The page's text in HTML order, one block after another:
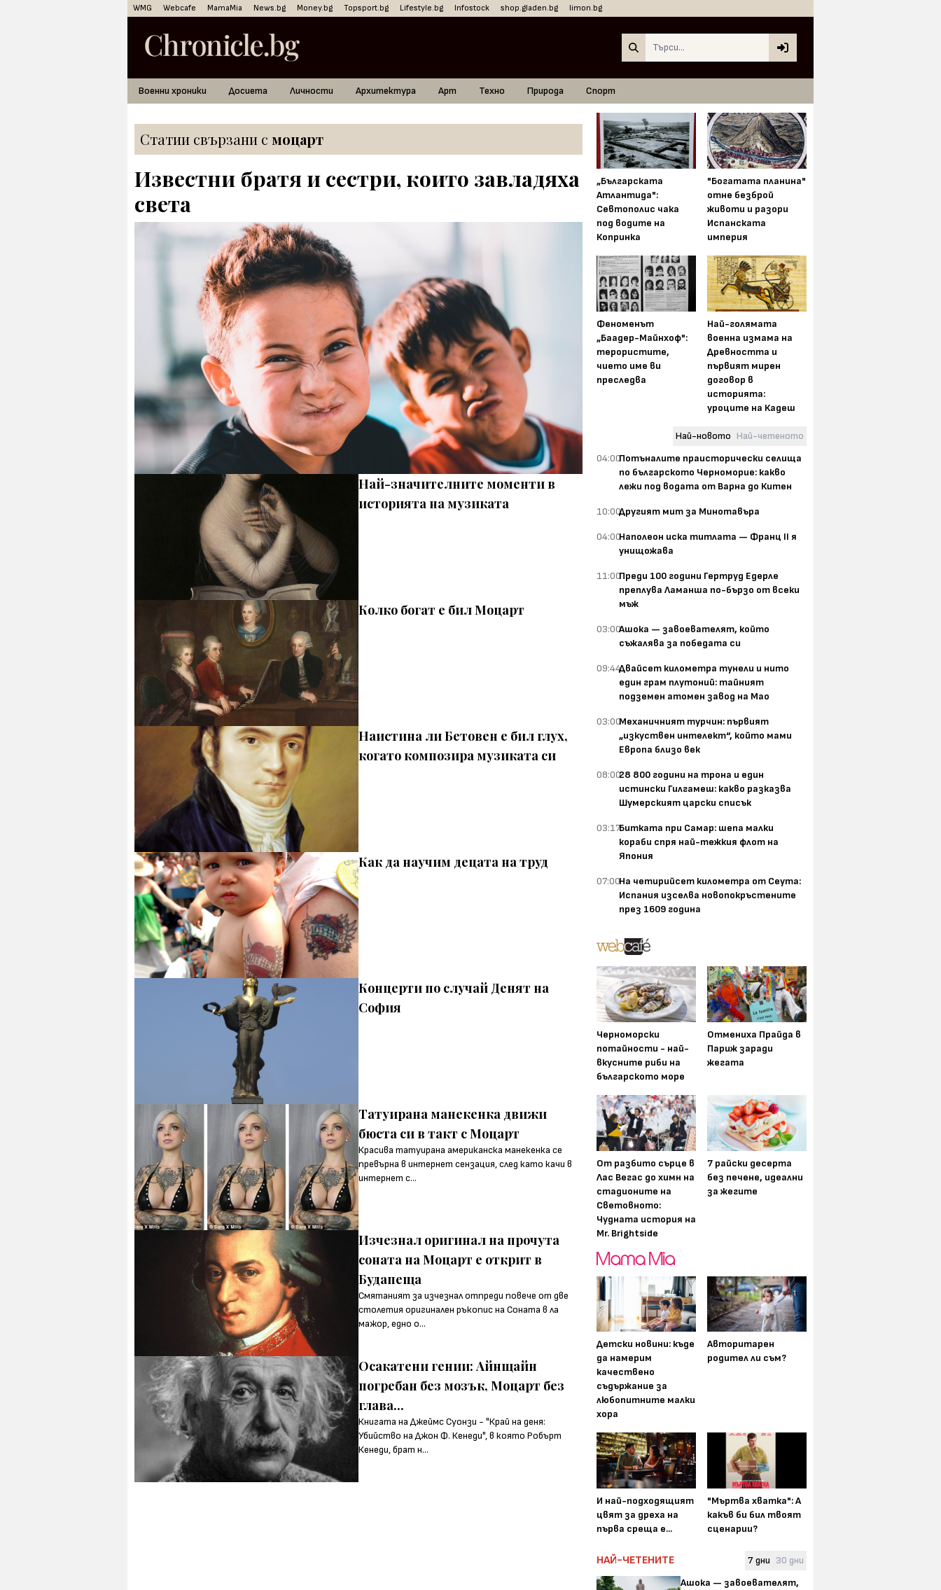
WMG Webcafe MamaMia News.bg Money.bg Topsport.bg Lifestyle.bg Infostock shop.gladen.bg limon.bg
Военни хроники Досиета Личности Архитектура Арт Техно Природа Спорт
Статии свързани с моцарт
Известни братя и сестри, които завладяха
света
Най-значителните моменти в
историята на музиката
Колко богат е бил Моцарт
Наистина ли Бетовен е бил глух,
когато композира музиката си
Как да научим децата на труд
Концерти по случай Денят на
София
Татуирана манекенка движи
бюста си в такт с Моцарт
Красива татуирана американска манекенка се
превърна в интернет сензация, след като качи в
интернет с...
Изчезнал оригинал на прочута
соната на Моцарт е открит в
Будапеща
Смятаният за изчезнал отпреди повече от две
столетия оригинален ръкопис на Соната в ла
мажор, едно о...
Осакатени гении: Айнщайн
погребан без мозък, Моцарт без
глава...
Книгата на Джеймс Суонзи - "Край на деня:
Убийство на Джон Ф. Кенеди", в която Робърт
Кенеди, брат н...
„Българската
Атлантида":
Севтополис чака
под водите на
Копринка
"Богатата планина"
отне безброй
животи и разори
Испанската
империя
Феноменът
„Баадер-Майнхоф":
терористите,
чието име ви
преследва
Най-голямата
военна измама на
Древността и
първият мирен
договор в
историята:
уроците на Кадеш
Най-новото Най-четеното
04:00Потъналите праисторически селища
по българското Черноморие: какво
лежи под водата от Варна до Китен
10:00Другият мит за Минотавъра
04:00Наполеон иска титлата — Франц II я
унищожава
11:00Преди 100 години Гертруд Едерле
преплува Ламанша по-бързо от всеки
мъж
03:00Ашока — завоевателят, който
съжалява за победата си
09:44Двайсет километра тунели и нито
един грам плутоний: тайният
подземен атомен завод на Мао
03:00Механичният турчин: първият
„изкуствен интелект“, който мами
Европа близо век
08:0028 800 години на трона и един
истински Гилгамеш: какво разказва
Шумерският царски списък
03:17Битката при Самар: шепа малки
кораби спря най-тежкия флот на
Япония
07:00На четирийсет километра от Сеута:
Испания изселва новопокръстените
през 1609 година
Черноморски
потайности - най-
вкусните риби на
българското море
Отмениха Прайда в
Париж заради
жегата
От разбито сърце в
Лас Вегас до химн на
стадионите на
Световното:
Чудната история на
Mr. Brightside
7 райски десерта
без печене, идеални
за жегите
Детски новини: къде
да намерим
качествено
съдържание за
любопитните малки
хора
Авторитарен
родител ли съм?
И най-подходящият
цвят за дреха на
първа среща е...
"Мъртва хватка": А
какъв би бил твоят
сценарии?
НАЙ-ЧЕТЕНИТЕ 7 дни 30 дни
Ашока — завоевателят,